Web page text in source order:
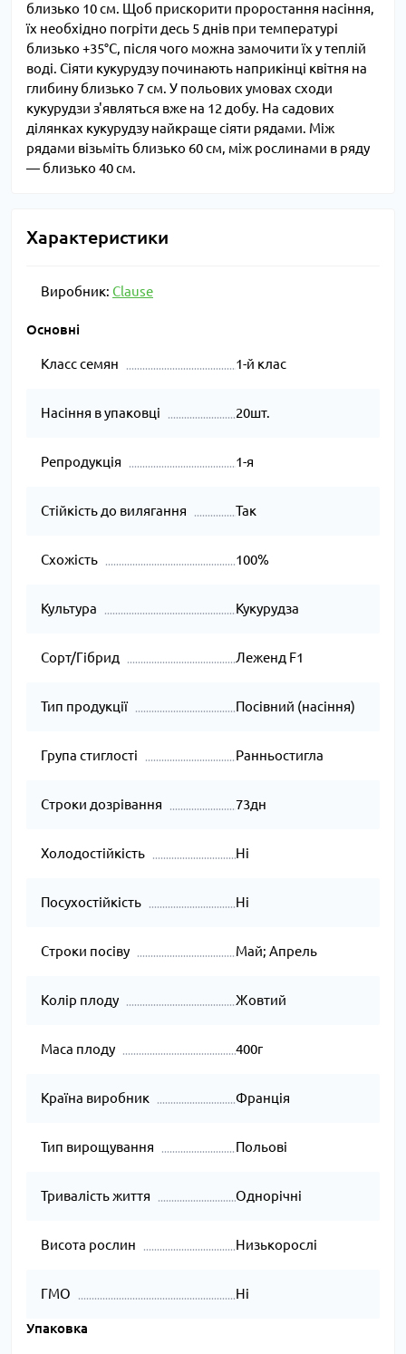
близько 10 см. Щоб прискорити проростання насіння,
їх необхідно погріти десь 5 днів при температурі
близько +35°С, після чого можна замочити їх у теплій
воді. Сіяти кукурудзу починають наприкінці квітня на
глибину близько 7 см. У польових умовах сходи
кукурудзи з'являться вже на 12 добу. На садових
ділянках кукурудзу найкраще сіяти рядами. Між
рядами візьміть близько 60 см, між рослинами в ряду
— близько 40 см.
Характеристики
Виробник: Clause
Основні
Класс семян 1-й клас
Насіння в упаковці 20шт.
Репродукція 1-я
Стійкість до вилягання Так
Схожість 100%
Культура Кукурудза
Сорт/Гібрид Леженд F1
Тип продукції Посівний (насіння)
Група стиглості Ранньостигла
Строки дозрівання 73дн
Холодостійкість Ні
Посухостійкість Ні
Строки посіву Май; Апрель
Колір плоду Жовтий
Маса плоду 400г
Країна виробник Франція
Тип вирощування Польові
Тривалість життя Однорічні
Висота рослин Низькорослі
ГМО Ні
Упаковка